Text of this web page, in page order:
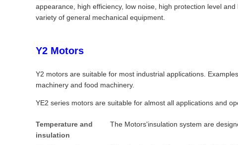
appearance, high efficiency, low noise, high protection level
variety of general mechanical equipment.
Y2 Motors
Y2 motors are suitable for most industrial applications.
machinery and food machinery.
YE2 series motors are suitable for almost all applications and
Temperature and
insulation
The Motors'insulation system are